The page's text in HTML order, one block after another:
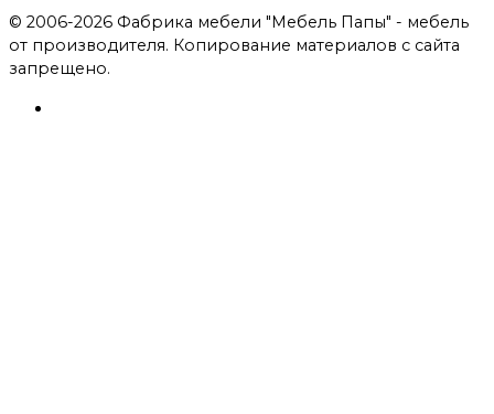
© 2006-2026 Фабрика мебели "Мебель Папы" - мебель
от производителя. Копирование материалов с сайта
запрещено.